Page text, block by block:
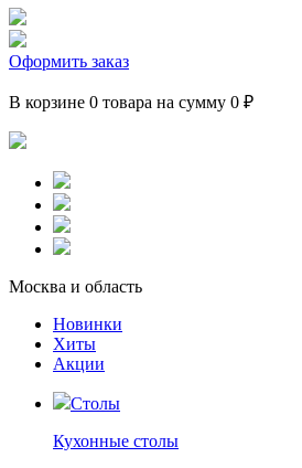
Оформить заказ
В корзине 0 товара на сумму 0 ₽
Москва и область
Новинки
Хиты
Акции
Столы
Кухонные столы